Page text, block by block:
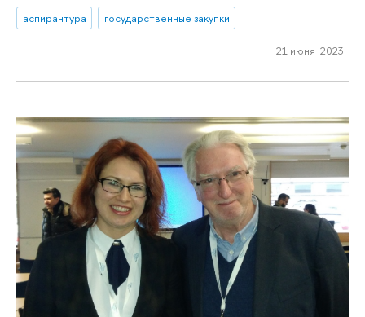
аспирантура
государственные закупки
21 июня 2023